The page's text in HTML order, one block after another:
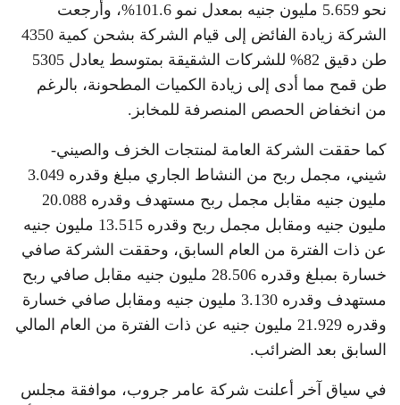
نحو 5.659 مليون جنيه بمعدل نمو 101.6%، وأرجعت
الشركة زيادة الفائض إلى قيام الشركة بشحن كمية 4350
طن دقيق 82% للشركات الشقيقة بمتوسط يعادل 5305
طن قمح مما أدى إلى زيادة الكميات المطحونة، بالرغم
من انخفاض الحصص المنصرفة للمخابز.
كما حققت الشركة العامة لمنتجات الخزف والصيني-
شيني، مجمل ربح من النشاط الجاري مبلغ وقدره 3.049
مليون جنيه مقابل مجمل ربح مستهدف وقدره 20.088
مليون جنيه ومقابل مجمل ربح وقدره 13.515 مليون جنيه
عن ذات الفترة من العام السابق، وحققت الشركة صافي
خسارة بمبلغ وقدره 28.506 مليون جنيه مقابل صافي ربح
مستهدف وقدره 3.130 مليون جنيه ومقابل صافي خسارة
وقدره 21.929 مليون جنيه عن ذات الفترة من العام المالي
السابق بعد الضرائب.
في سياق آخر أعلنت شركة عامر جروب، موافقة مجلس